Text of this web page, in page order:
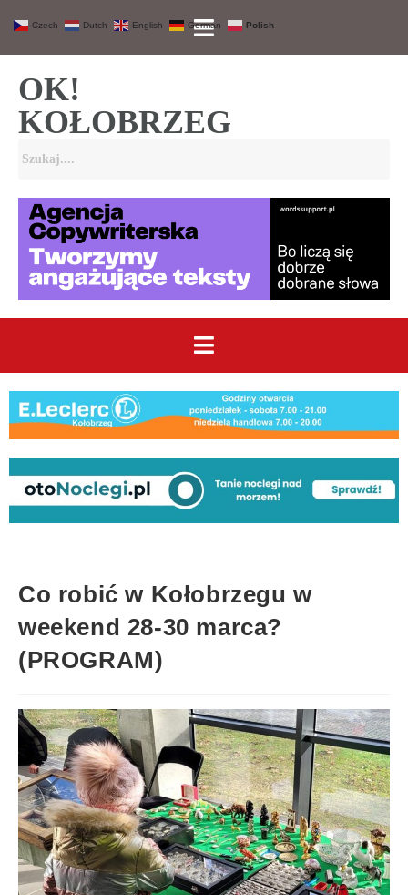
OK!
KOŁOBRZEG
Co robić w Kołobrzegu w
weekend 28-30 marca?
(PROGRAM)
Czech Dutch English German Polish